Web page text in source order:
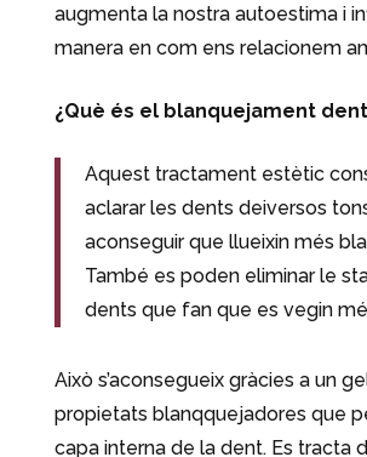
augmenta la nostra autoestima i
manera en com ens relacionem
¿Què és el blanquejament
Aquest tractament estètic
aclarar les dents deiversos
aconseguir que llueixin més
També es poden eliminar le
dents que fan que es vegin
Això s’aconsegueix gràcies a un
propietats blanqquejadores que
capa interna de la dent. Es tracta